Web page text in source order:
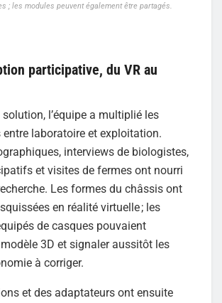
; les modules peuvent également être partagés.
participative, du VR au
l’équipe a multiplié les
entre laboratoire et exploitation.
interviews de biologistes,
et visites de fermes ont nourri
Les formes du châssis ont
en réalité virtuelle ; les
de casques pouvaient
3D et signaler aussitôt les
à corriger.
et des adaptateurs ont ensuite